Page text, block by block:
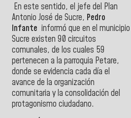
En este sentido, el jefe del Plan
Antonio José de Sucre, Pedro
Infante informó que en el municipio
Sucre existen 90 circuitos
comunales, de los cuales 59
pertenecen a la parroquia Petare,
donde se evidencia cada día el
avance de la organización
comunitaria y la consolidación del
protagonismo ciudadano.